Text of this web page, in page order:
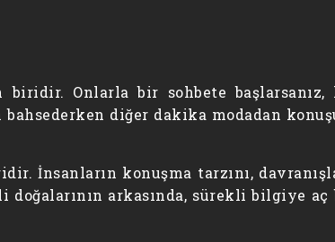
biridir. Onlarla bir sohbete
diğer dakika modadan
İnsanların konuşma tarzını,
arkasında, sürekli bilgiye